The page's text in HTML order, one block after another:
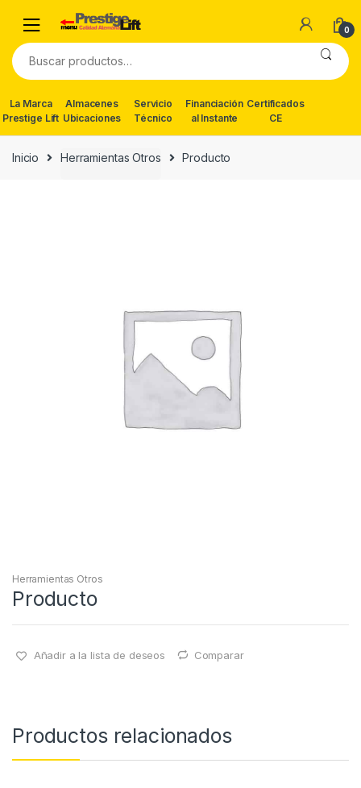
navigation
content
0
Buscar
por:
La Marca
Prestige Lift
Almacenes
Ubicaciones
Servicio
Técnico
Financiación
al Instante
Certificados
CE
Inicio Herramientas Otros Producto
Herramientas Otros
Producto
Añadir a la lista de deseos Comparar
Productos relacionados